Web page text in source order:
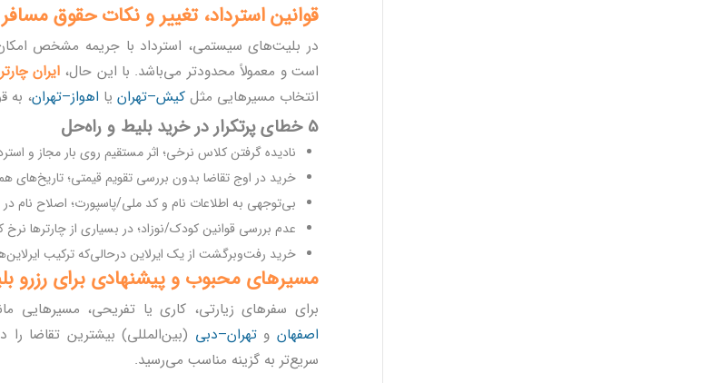
قوانین استرداد، تغییر و نکات حقوق مسافر
در بلیت‌های سیستمی، استرداد با جریمه مشخص
است و معمولاً محدودتر می‌باشد. با این حال،ایران چارتر
انتخاب مسیرهایی مثل کیش–تهران یا اهواز–تهران، به
5 خطای پرتکرار در خرید بلیط و راه‌حل
نادیده گرفتن کلاس نرخی؛ اثر مستقیم روی بار مجاز و
خرید در اوج تقاضا بدون بررسی تقویم قیمتی؛ تاریخ‌های
بی‌توجهی به اطلاعات نام و کد ملی/پاسپورت؛ اصلاح نام
عدم بررسی قوانین کودک/نوزاد؛ در بسیاری از چارترها
خرید رفت‌وبرگشت از یک ایرلاین درحالی‌که ترکیب
مسیرهای محبوب و پیشنهادی برای رزرو
برای سفرهای زیارتی، کاری یا تفریحی، مسیرهایی
اصفهانوتهران–دبی (بین‌المللی) بیشترین تقاضا را
سریع‌تر به گزینه مناسب می‌رسید.